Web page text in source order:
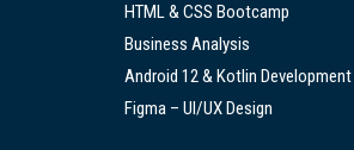
HTML & CSS Bootcamp
Business Analysis
Android 12 & Kotlin Development
Figma – UI/UX Design